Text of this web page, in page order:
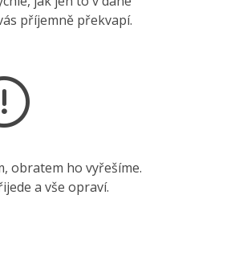
příjemně překvapí.
obratem ho vyřešíme.
a vše opraví.